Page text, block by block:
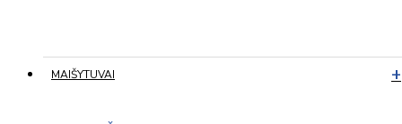
MAIŠYTUVAI